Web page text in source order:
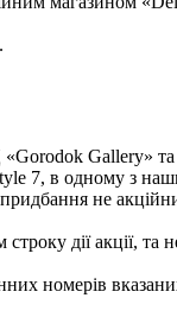
Gallery»
7, в одному з
не
дії акції, та
номерів